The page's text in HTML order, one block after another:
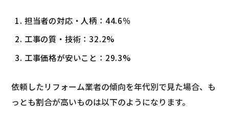
担当者の対応・⼈柄：44.6％
⼯事の質・技術：32.2%
⼯事価格が安いこと：29.3%
依頼したリフォーム業者の傾向を年代別で見た場合、も
っとも割合が高いものは以下のようになります。